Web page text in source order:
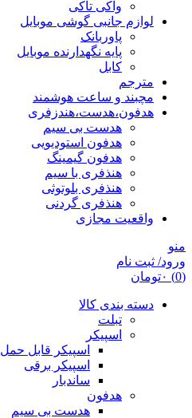
واکی تاکی
لوازم جانبی گوشی موبایل
پاوربانک
پایه نگهدارنده موبایل
کابل
مترجم
مچبند و ساعت هوشمند
هدفون،هدست،هندزفری
هدست بی سیم
هدفون استودیویی
هدفون گیمینگ
هنذفری با سیم
هنذفری بلوتوثی
هنذفری گردنی
واقعیت مجازی
منو
ورود/ ثبت نام
(0)
۰تومان
دسته بندی کالا
تبلت
اسپیکر
اسپیکر قابل حمل
اسپیکر برقی
ساندبار
هدفون
هدست بی سیم